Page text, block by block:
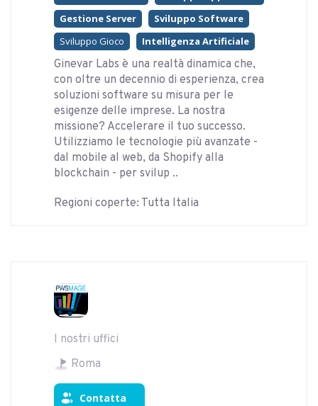
Gestione Server
Sviluppo Software
Sviluppo Gioco
Intelligenza Artificiale
Ginevar Labs è una realtà dinamica che,
con oltre un decennio di esperienza, crea
soluzioni software su misura per le
esigenze delle imprese. La nostra
missione? Accelerare il tuo successo.
Utilizziamo le tecnologie più avanzate -
dal mobile al web, da Shopify alla
blockchain - per svilup ..
Regioni coperte: Tutta Italia
I nostri uffici
Roma
Contatta